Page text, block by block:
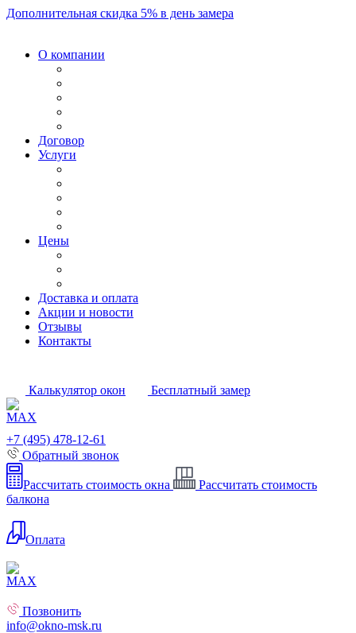
Дополнительная скидка 5% в день замера
О компании
Договор
Услуги
Цены
Доставка и оплата
Акции и новости
Отзывы
Контакты
Калькулятор окон Бесплатный замер
+7 (495) 478-12-61
Обратный звонок
Рассчитать стоимость окна
Рассчитать стоимость
балкона
Оплата
Позвонить
info@okno-msk.ru